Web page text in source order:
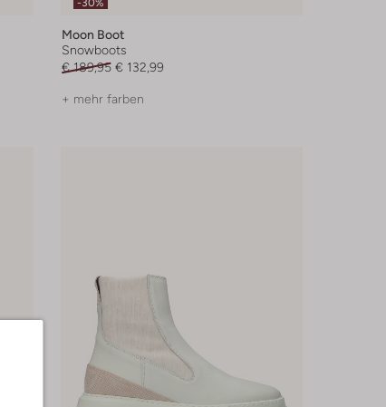
-30%
Moon Boot
Snowboots
€ 189,95 € 132,99
+ mehr farben